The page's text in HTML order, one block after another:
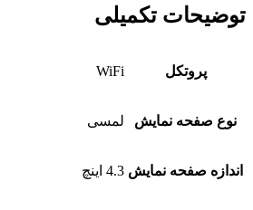
توضیحات تکمیلی
پروتکل WiFi
نوع صفحه نمایش لمسی
اندازه صفحه نمایش 4.3 اینچ